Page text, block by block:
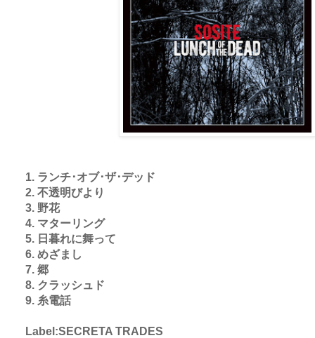
1. ランチ･オブ･ザ･デッド
2. 不透明びより
3. 野花
4. マターリング
5. 日暮れに舞って
6. めざまし
7. 郷
8. クラッシュド
9. 糸電話
Label:SECRETA TRADES